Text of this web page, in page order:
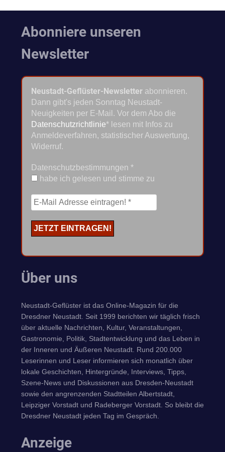
Abonniere unseren
Newsletter
Neustadt-Geflüster-Newsletter abonnieren.
Dann gibt's jeden Sonntag Neustadt-
Neuigkeiten per E-Mail. Vor dem Abo die
Datenschutzrichtlinie* lesen mit Infos zu
Anmeldeverfahren, statistischer Auswertung,
Widerruf.
Datenschutzbestimmungen *
habe ich gelesen und stimme zu
Über uns
Neustadt-Geflüster ist das Online-Magazin für die
Dresdner Neustadt. Seit 1999 berichten wir täglich frisch
über aktuelle Nachrichten, Kultur, Veranstaltungen,
Gastronomie, Politik, Stadtentwicklung und das Leben in
der Inneren und Äußeren Neustadt. Rund 200.000
Leserinnen und Leser informieren sich monatlich über
lokale Geschichten, Hintergründe, Interviews, Tipps,
Szene-News und Diskussionen aus Dresden-Neustadt
sowie den angrenzenden Stadtteilen Albertstadt,
Leipziger Vorstadt und Radeberger Vorstadt. So bleibt die
Dresdner Neustadt jeden Tag im Gespräch.
Anzeige